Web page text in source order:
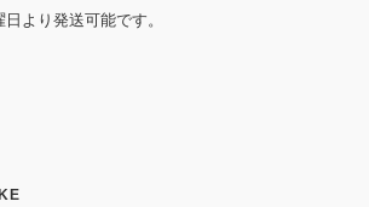
より発送可能です。